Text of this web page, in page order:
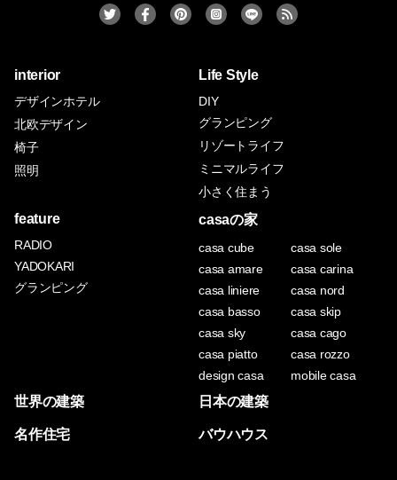
interior
デザインホテル
北欧デザイン
椅子
照明
Life Style
DIY
グランピング
リゾートライフ
ミニマルライフ
小さく住まう
feature
RADIO
YADOKARI
グランピング
casaの家
casa cube
casa sole
casa amare
casa carina
casa liniere
casa nord
casa basso
casa skip
casa sky
casa cago
casa piatto
casa rozzo
design casa
mobile casa
世界の建築 日本の建築
名作住宅 バウハウス